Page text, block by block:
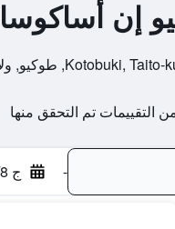
إن
- ج 14/8